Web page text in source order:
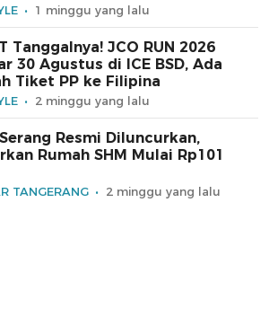
1 minggu yang lalu
Tanggalnya! JCO RUN 2026
30 Agustus di ICE BSD, Ada
Tiket PP ke Filipina
2 minggu yang lalu
Resmi Diluncurkan,
Rumah SHM Mulai Rp101
TANGERANG 2 minggu yang lalu